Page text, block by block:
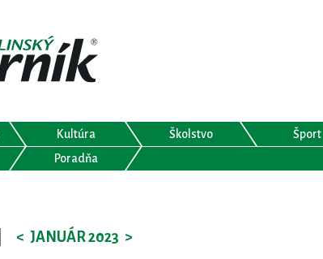
Kultúra Školstvo Šport
Poradňa
< JANUÁR 2023 >